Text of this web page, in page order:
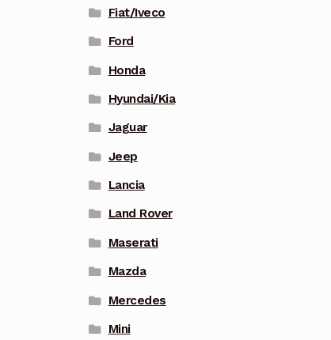
Fiat/Iveco
Ford
Honda
Hyundai/Kia
Jaguar
Jeep
Lancia
Land Rover
Maserati
Mazda
Mercedes
Mini